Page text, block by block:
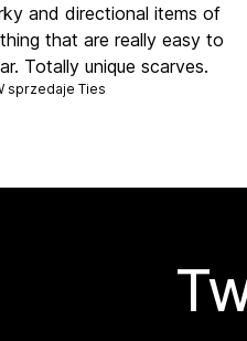
and directional items of
that are really easy to
Totally unique scarves.
sprzedajeTies